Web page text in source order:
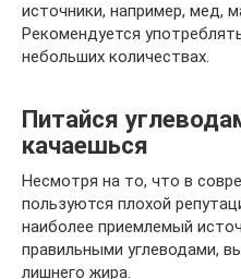
источники, например, мед,
Рекомендуется
небольших количествах.
Питайся
качаешься
Несмотря на то, что в
пользуются плохой
наиболее приемлемый
правильными углеводами,
лишнего жира.